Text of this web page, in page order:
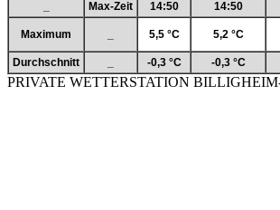
Max-Zeit 14:50 14:50
Maximum 5,5 °C 5,2 °C
Durchschnitt -0,3 °C -0,3 °C
PRIVATE WETTERSTATION